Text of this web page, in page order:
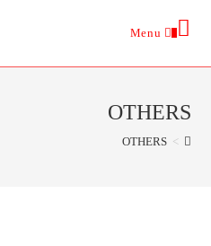
Menu
OTHERS
>
OTHERS